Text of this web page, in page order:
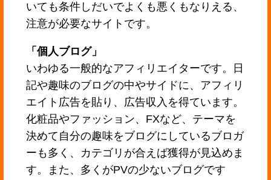
いても条件しだいでよくも悪くもなりえる、
注意が必要なサイトです。
「個人ブログ」
いわゆる一般的なアフィリエイターです。日
記や趣味のブログの中やサイドに、アフィリ
エイト広告を貼り、広告収入を得ています。
化粧品やファッション、FXなど、テーマを
決めて自分の趣味をブログにしているブロガ
ーも多く、カテゴリが合えば獲得が見込めま
す。また、多くがPVの少ないブログです